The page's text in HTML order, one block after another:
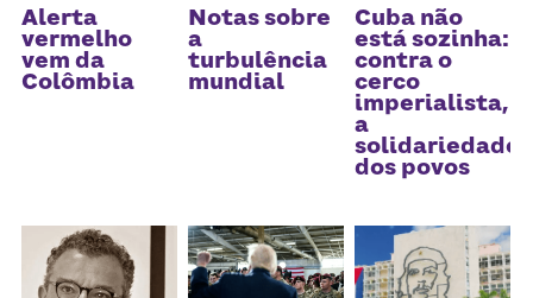
Busca
Receba atualizações
Alerta
vermelho
vem da
Colômbia
Notas sobre
a
turbulência
mundial
Cuba não
está sozinha:
contra o
cerco
imperialista,
a
solidariedade
dos povos